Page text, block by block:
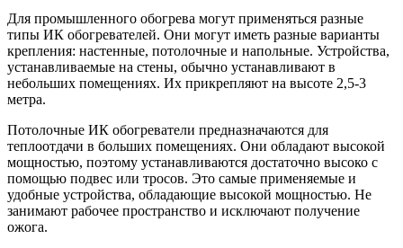
Для промышленного обогрева могут применяться разные
типы ИК обогревателей. Они могут иметь разные варианты
крепления: настенные, потолочные и напольные. Устройства,
устанавливаемые на стены, обычно устанавливают в
небольших помещениях. Их прикрепляют на высоте 2,5-3
метра.
Потолочные ИК обогреватели предназначаются для
теплоотдачи в больших помещениях. Они обладают высокой
мощностью, поэтому устанавливаются достаточно высоко с
помощью подвес или тросов. Это самые применяемые и
удобные устройства, обладающие высокой мощностью. Не
занимают рабочее пространство и исключают получение
ожога.